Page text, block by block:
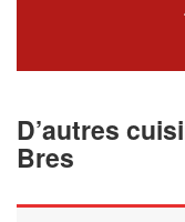
D’autres
Bres